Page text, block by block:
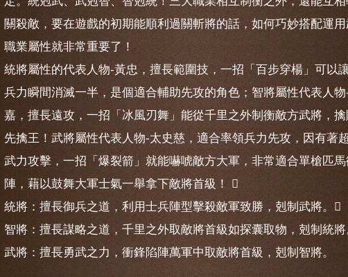
關殺敵，要在遊戲的初期能順利過關斬將的話，如何巧妙搭配運
職業屬性就非常重要了！
統將屬性的代表人物-黃忠，擅長範圍技，一招「百步穿楊」可以
兵力瞬間消滅一半，是個適合輔助先攻的角色；智將屬性代表人
嘉，擅長遠攻，一招「冰風刃舞」能從千里之外制衡敵方武將，
先擒王！武將屬性代表人物-太史慈，適合率領兵力先攻，因有著
武力攻擊，一招「爆裂箭」就能嚇唬敵方大軍，非常適合單槍匹
陣，藉以鼓舞大軍士氣一舉拿下敵將首級！ 
統將：擅長御兵之道，利用士兵陣型擊殺敵軍致勝，剋制武將。
智將：擅長謀略之道，千里之外取敵將首級如探囊取物，剋制統
武將：擅長勇武之力，衝鋒陷陣萬軍中取敵將首級，剋制智將。